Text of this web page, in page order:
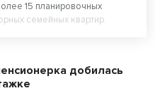
15 планировочных
семейных квартир.
добилась